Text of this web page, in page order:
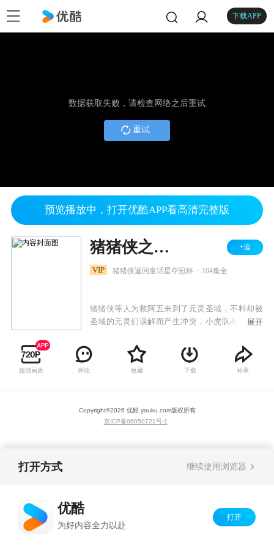
下载APP
数据获取失败，请检查网络之后重试
重试
预览播放中，打开优酷APP看高清完整版
猪猪侠之竞球小英雄全集 +追
VIP 猪猪侠返回童话星夺冠杯 104集全
猪猪侠等人为救阿五来到了元灵圣域，不料却被
圣域的元灵们误解而产生冲突，小虎队与元灵们
灵之心的阴谋。最后，在元灵们的帮助下，猪猪
侠等人顺利返回童话星。宇宙杯大赛正式开幕，
小虎队终于登上决竞球最高的舞台。32支冠军队
可一世的乔贝利，夺得宇宙杯冠军，而猪猪侠也
实现了梦想，成为了新一届的太阳之子。
展开
超清画质 评论 收藏 下载 分享
Copyright©2026 优酷 youku.com版权所有
京ICP备06050721号-1
打开方式 继续使用浏览器
优酷
为好内容全力以赴
打开